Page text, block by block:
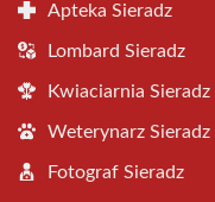
Apteka Sieradz
Lombard Sieradz
Kwiaciarnia Sieradz
Weterynarz Sieradz
Fotograf Sieradz